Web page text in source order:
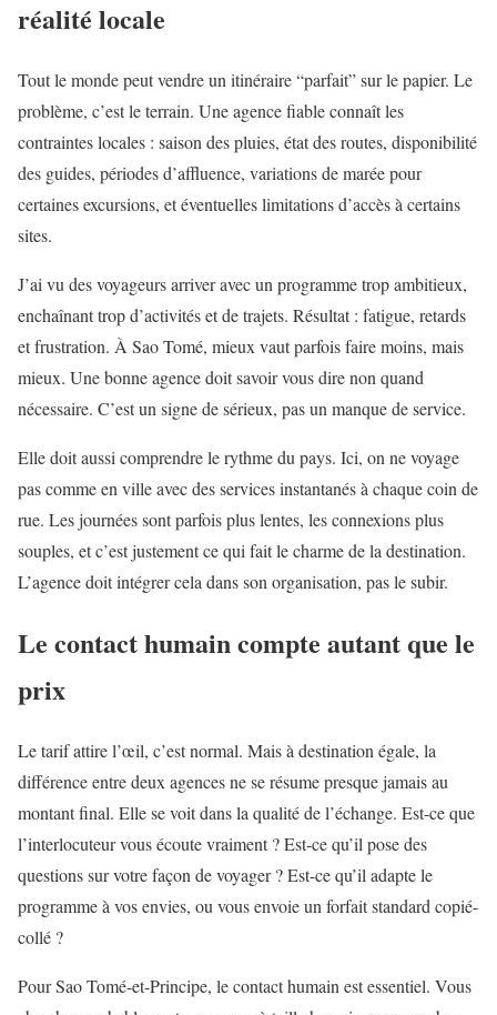
réalité locale
Tout le monde peut vendre un itinéraire “parfait” sur le papier. Le
problème, c’est le terrain. Une agence fiable connaît les
contraintes locales : saison des pluies, état des routes, disponibilité
des guides, périodes d’affluence, variations de marée pour
certaines excursions, et éventuelles limitations d’accès à certains
sites.
J’ai vu des voyageurs arriver avec un programme trop ambitieux,
enchaînant trop d’activités et de trajets. Résultat : fatigue, retards
et frustration. À Sao Tomé, mieux vaut parfois faire moins, mais
mieux. Une bonne agence doit savoir vous dire non quand
nécessaire. C’est un signe de sérieux, pas un manque de service.
Elle doit aussi comprendre le rythme du pays. Ici, on ne voyage
pas comme en ville avec des services instantanés à chaque coin de
rue. Les journées sont parfois plus lentes, les connexions plus
souples, et c’est justement ce qui fait le charme de la destination.
L’agence doit intégrer cela dans son organisation, pas le subir.
Le contact humain compte autant que le
prix
Le tarif attire l’œil, c’est normal. Mais à destination égale, la
différence entre deux agences ne se résume presque jamais au
montant final. Elle se voit dans la qualité de l’échange. Est-ce que
l’interlocuteur vous écoute vraiment ? Est-ce qu’il pose des
questions sur votre façon de voyager ? Est-ce qu’il adapte le
programme à vos envies, ou vous envoie un forfait standard copié-
collé ?
Pour Sao Tomé-et-Principe, le contact humain est essentiel. Vous